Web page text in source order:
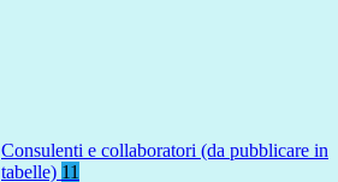
Consulenti e collaboratori (da pubblicare in
tabelle) 11